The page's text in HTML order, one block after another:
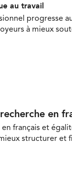
au travail
progresse
à mieux
en
français et
structurer et